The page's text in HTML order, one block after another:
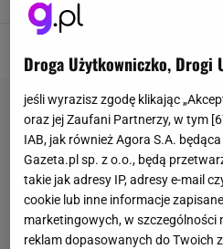
Droga Użytkowniczko, Drogi
jeśli wyrazisz zgodę klikając
oraz jej Zaufani Partnerzy, w tym [
IAB, jak również Agora S.A.
Gazeta.pl sp. z o.o., będą
takie jak adresy IP, adresy e-mail
cookie lub inne informacje
marketingowych, w szczególności
reklam dopasowanych do Twoich